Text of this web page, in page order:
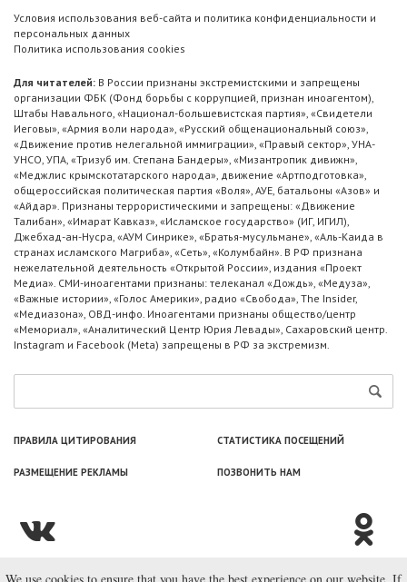
Условия использования веб-сайта и политика конфиденциальности и
персональных данных
Политика использования cookies
Для читателей: В России признаны экстремистскими и запрещены
организации ФБК (Фонд борьбы с коррупцией, признан иноагентом),
Штабы Навального, «Национал-большевистская партия», «Свидетели
Иеговы», «Армия воли народа», «Русский общенациональный союз»,
«Движение против нелегальной иммиграции», «Правый сектор», УНА-
УНСО, УПА, «Тризуб им. Степана Бандеры», «Мизантропик дивижн»,
«Меджлис крымскотатарского народа», движение «Артподготовка»,
общероссийская политическая партия «Воля», АУЕ, батальоны «Азов» и
«Айдар». Признаны террористическими и запрещены: «Движение
Талибан», «Имарат Кавказ», «Исламское государство» (ИГ, ИГИЛ),
Джебхад-ан-Нусра, «АУМ Синрике», «Братья-мусульмане», «Аль-Каида в
странах исламского Магриба», «Сеть», «Колумбайн». В РФ признана
нежелательной деятельность «Открытой России», издания «Проект
Медиа». СМИ-иноагентами признаны: телеканал «Дождь», «Медуза»,
«Важные истории», «Голос Америки», радио «Свобода», The Insider,
«Медиазона», ОВД-инфо. Иноагентами признаны общество/центр
«Мемориал», «Аналитический Центр Юрия Левады», Сахаровский центр.
Instagram и Facebook (Metа) запрещены в РФ за экстремизм.
ПРАВИЛА ЦИТИРОВАНИЯ СТАТИСТИКА ПОСЕЩЕНИЙ
РАЗМЕЩЕНИЕ РЕКЛАМЫ ПОЗВОНИТЬ НАМ
© ООО «Лаборатория Новоcтей», 2003—2026.